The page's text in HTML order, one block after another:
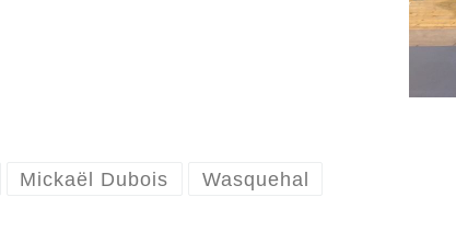
Mickaël Dubois Wasquehal